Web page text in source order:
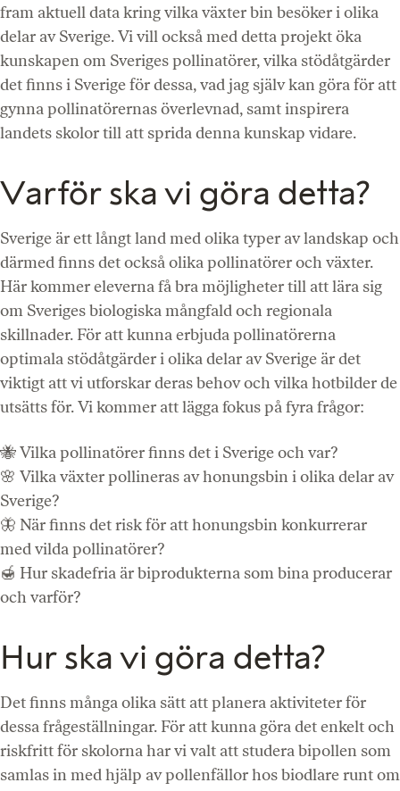
fram aktuell data kring vilka växter bin besöker i olika
delar av Sverige. Vi vill också med detta projekt öka
kunskapen om Sveriges pollinatörer, vilka stödåtgärder
det finns i Sverige för dessa, vad jag själv kan göra för att
gynna pollinatörernas överlevnad, samt inspirera
landets skolor till att sprida denna kunskap vidare.
Varför ska vi göra detta?
Sverige är ett långt land med olika typer av landskap och
därmed finns det också olika pollinatörer och växter.
Här kommer eleverna få bra möjligheter till att lära sig
om Sveriges biologiska mångfald och regionala
skillnader. För att kunna erbjuda pollinatörerna
optimala stödåtgärder i olika delar av Sverige är det
viktigt att vi utforskar deras behov och vilka hotbilder de
utsätts för. Vi kommer att lägga fokus på fyra frågor:
🐝 Vilka pollinatörer finns det i Sverige och var?
🌸 Vilka växter pollineras av honungsbin i olika delar av
Sverige?
🦋 När finns det risk för att honungsbin konkurrerar
med vilda pollinatörer?
🍯 Hur skadefria är biprodukterna som bina producerar
och varför?
Hur ska vi göra detta?
Det finns många olika sätt att planera aktiviteter för
dessa frågeställningar. För att kunna göra det enkelt och
riskfritt för skolorna har vi valt att studera bipollen som
samlas in med hjälp av pollenfällor hos biodlare runt om